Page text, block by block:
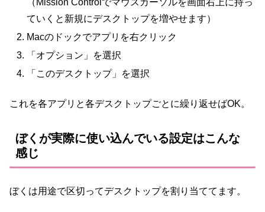
ていくと新規にデスクトップを増やせます）
Macのドックでアプリを右クリック
「オプション」を選択
「このデスクトップ」を選択
これを各アプリと各デスクトップごとに繰り返せばOK。
ぼくが実際に使い込んでいる設定はこんな
感じ
ぼくは用途で区切ってデスクトップを割り当ててます。